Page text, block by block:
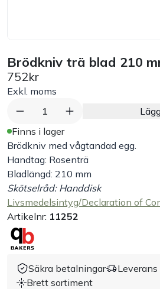
Exponering & servering
Städutrustning
Arbetskläder
Plåtbyte
Monin
Handla efter bransch
Varumärken
Brödkniv trä blad 210
752kr
Exkl. moms
1
Finns i lager
Brödkniv med vågtandad egg.
Handtag: Rosenträ
Bladlängd: 210 mm
Skötselråd: Handdisk
Livsmedelsintyg/Declaration of
Artikelnr: 11252
Säkra betalningar
Brett sortiment